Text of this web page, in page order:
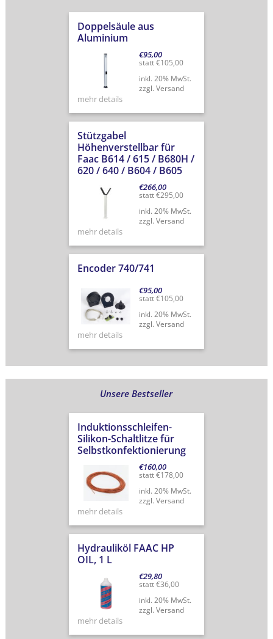
Doppelsäule aus
Aluminium
€95,00
statt€105,00
inkl. 20% MwSt.
zzgl. Versand
mehr details
Stützgabel
Höhenverstellbar für
Faac B614 / 615 / B680H /
620 / 640 / B604 / B605
€266,00
statt€295,00
inkl. 20% MwSt.
zzgl. Versand
mehr details
Encoder 740/741
€95,00
statt€105,00
inkl. 20% MwSt.
zzgl. Versand
mehr details
Unsere Bestseller
Induktionsschleifen-
Silikon-Schaltlitze für
Selbstkonfektionierung
€160,00
statt€178,00
inkl. 20% MwSt.
zzgl. Versand
mehr details
Hydrauliköl FAAC HP
OIL, 1 L
€29,80
statt€36,00
inkl. 20% MwSt.
zzgl. Versand
mehr details